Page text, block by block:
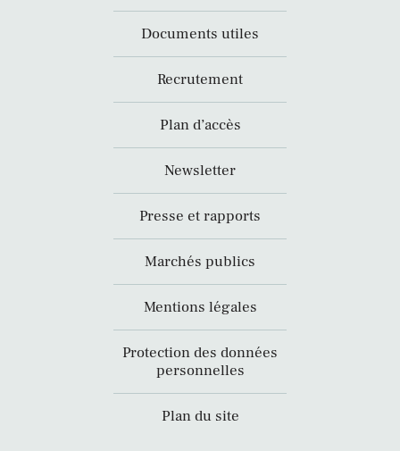
Documents utiles
Recrutement
Plan d’accès
Newsletter
Presse et rapports
Marchés publics
Mentions légales
Protection des données
personnelles
Plan du site